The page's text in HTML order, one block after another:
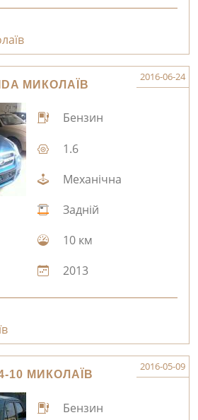
МИКОЛАЇВ
2016-06-24
Бензин
1.6
Механічна
Задній
10 км
2013
10 МИКОЛАЇВ
2016-05-09
Бензин